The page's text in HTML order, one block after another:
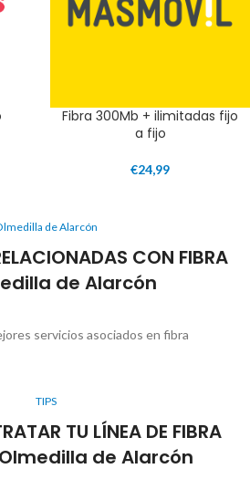
Fibra 300Mb + ilimitadas fijo
a fijo
€24,99
de Alarcón
CON FIBRA
de Alarcón
servicios asociados en fibra
TIPS
TU LÍNEA DE FIBRA
Olmedilla de Alarcón